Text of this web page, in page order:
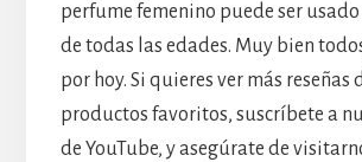
perfume femenino puede ser
de todas las edades. Muy bien
por hoy. Si quieres ver más reseñas
productos favoritos, suscríbete a
de YouTube, y asegúrate de